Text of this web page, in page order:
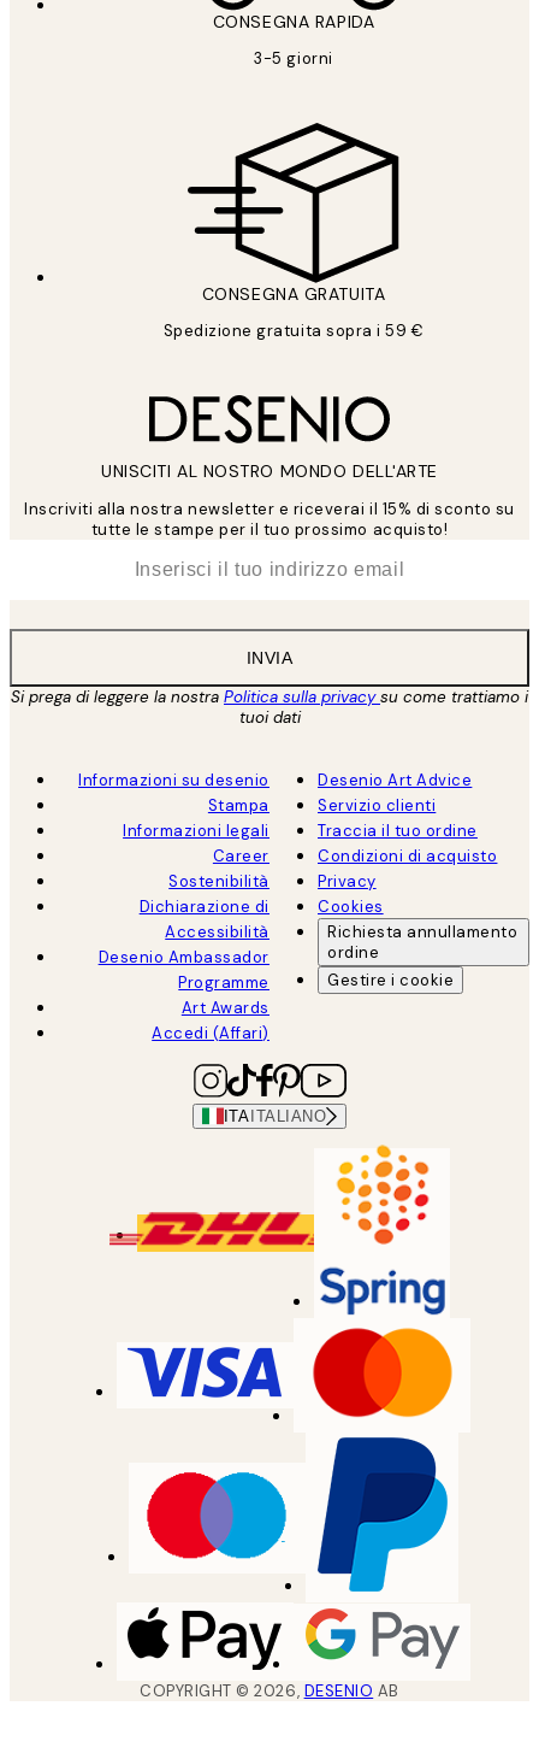
CONSEGNA RAPIDA
3-5 giorni
CONSEGNA GRATUITA
Spedizione gratuita sopra i 59 €
UNISCITI AL NOSTRO MONDO DELL'ARTE
Inscriviti alla nostra newsletter e riceverai il 15% di sconto su
tutte le stampe per il tuo prossimo acquisto!
INVIA
Si prega di leggere la nostra Politica sulla privacysu come trattiamo i
tuoi dati
Informazioni su desenio
Stampa
Informazioni legali
Career
Sostenibilità
Dichiarazione di
Accessibilità
Desenio Ambassador
Programme
Art Awards
Accedi (Affari)
Desenio Art Advice
Servizio clienti
Traccia il tuo ordine
Condizioni di acquisto
Privacy
Cookies
Richiesta annullamento
ordine
Gestire i cookie
ITA ITALIANO
COPYRIGHT ©2026, DESENIO AB